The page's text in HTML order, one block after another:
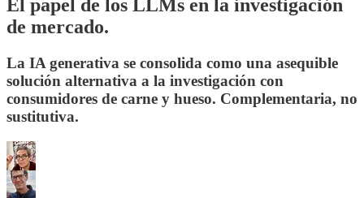
El papel de los LLMs en la investigación
de mercado.
La IA generativa se consolida como una asequible
solución alternativa a la investigación con
consumidores de carne y hueso. Complementaria, no
sustitutiva.